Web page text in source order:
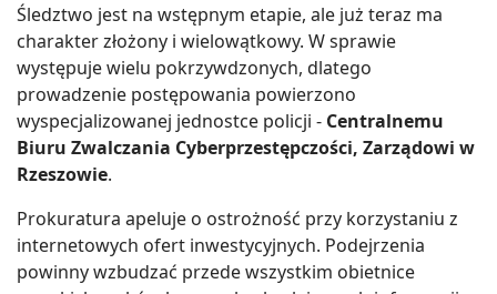
Śledztwo jest na wstępnym etapie, ale już teraz ma
charakter złożony i wielowątkowy. W sprawie
występuje wielu pokrzywdzonych, dlatego
prowadzenie postępowania powierzono
wyspecjalizowanej jednostce policji - Centralnemu
Biuru Zwalczania Cyberprzestępczości, Zarządowi w
Rzeszowie.
Prokuratura apeluje o ostrożność przy korzystaniu z
internetowych ofert inwestycyjnych. Podejrzenia
powinny wzbudzać przede wszystkim obietnice